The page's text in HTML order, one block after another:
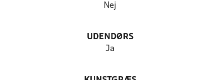
Nej
UDENDØRS
Ja